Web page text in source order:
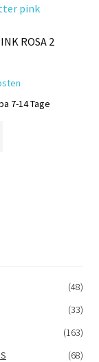
ROSA 2
7-14 Tage
(48)
(33)
(163)
(68)